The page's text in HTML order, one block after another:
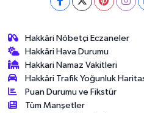
Hakkâri Nöbetçi Eczaneler
Hakkâri Hava Durumu
Hakkari Namaz Vakitleri
Hakkâri Trafik Yoğunluk
Puan Durumu ve Fikstür
Tüm Manşetler